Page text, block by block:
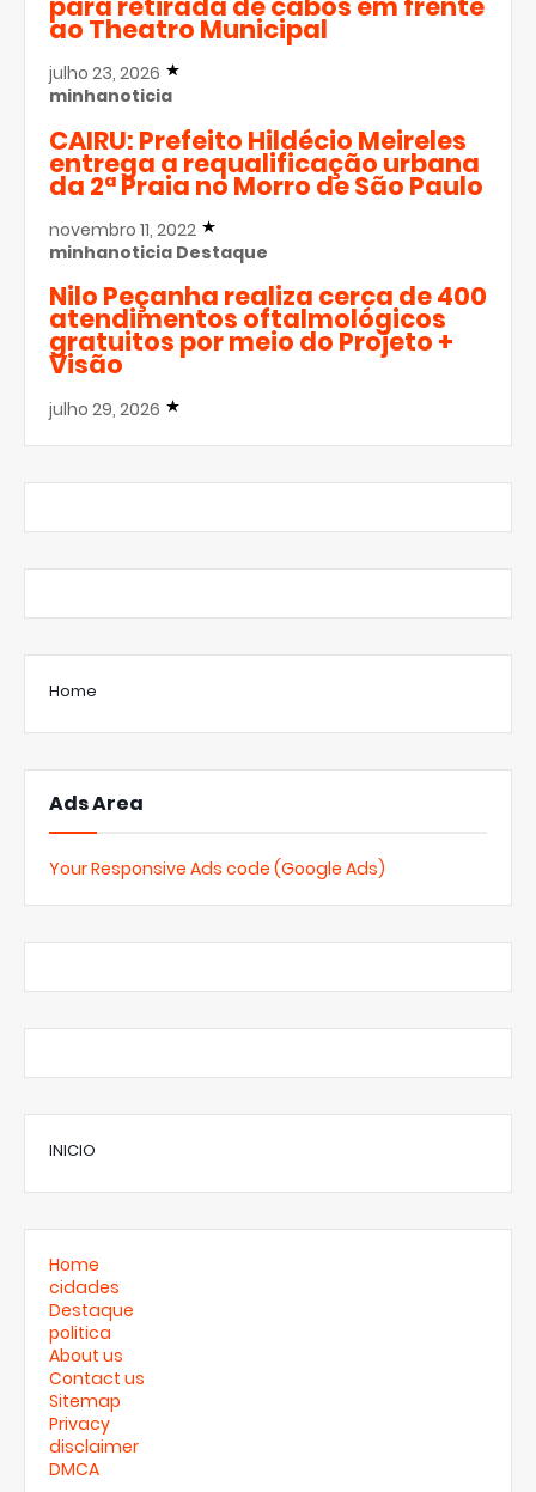
ao Theatro Municipal
julho 23, 2026
minhanoticia
CAIRU: Prefeito Hildécio Meireles
entrega a requalificação urbana
da 2ª Praia no Morro de São Paulo
novembro 11, 2022
minhanoticia Destaque
Nilo Peçanha realiza cerca de 400
atendimentos oftalmológicos
gratuitos por meio do Projeto +
Visão
julho 29, 2026
Home
Ads Area
Your Responsive Ads code (Google Ads)
INICIO
Home
cidades
Destaque
politica
About us
Contact us
Sitemap
Privacy
disclaimer
DMCA